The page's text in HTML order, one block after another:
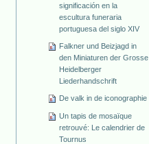
significación en la
escultura funeraria
portuguesa del siglo XIV
Falkner und Beizjagd in
den Miniaturen der Grosse
Heidelberger
Liederhandschrift
De valk in de iconographie
Un tapis de mosaïque
retrouvé: Le calendrier de
Tournus